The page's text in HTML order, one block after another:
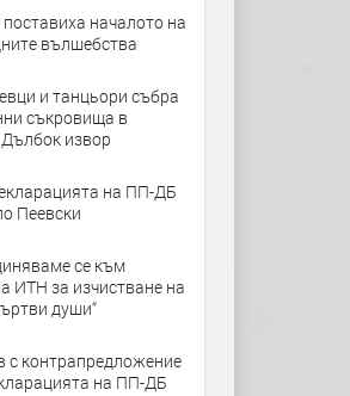
началото на
вълшебства
и танцьори събра
съкровища в
извор
на ПП-ДБ
Пеевски
се към
ИТН за изчистване на
души“
с контрапредложение
на ПП-ДБ